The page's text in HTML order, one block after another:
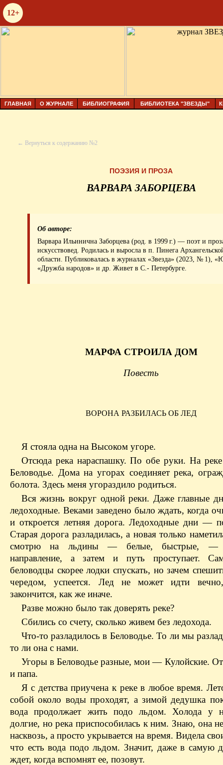
12+
ГЛАВНАЯ О ЖУРНАЛЕ БИБЛИОГРАФИЯ БИБЛИОТЕКА "ЗВЕЗДЫ"
← Вернуться к содержанию №2
ПОЭЗИЯ И ПРОЗА
ВАРВАРА ЗАБОРЦЕВА
Об авторе:
Варвара Ильинична Заборцева (род. в 1999 г.) — поэт и
искусствовед. Родилась и выросла в п. Пинега
области. Публиковалась в журналах «Звезда» (2023, № 1),
«Дружба народов» и др. Живет в С.‑ Петербурге.
МАРФА СТРОИЛА ДОМ
Повесть
ВОРОНА РАЗБИЛАСЬ ОБ ЛЕД
Я стояла одна на Высоком угоре.
Отсюда река нараспашку. По обе руки. На
Беловодье. Дома на угорах соединяет река,
болота. Здесь меня угораздило родиться.
Вся жизнь вокруг одной реки. Даже главные
ледоходные. Веками заведено было ждать, когда
и откроется летняя дорога. Ледоходные дни —
Старая дорога разладилась, а новая только
смотрю на льдины — белые, быстрые, —
направление, а затем и путь проступает.
беловодцы скорее лодки спускать, но зачем
чередом, успеется. Лед не может идти
закончится, как же иначе.
Разве можно было так доверять реке?
Сбились со счету, сколько живем без ледохода.
Что-то разладилось в Беловодье. То ли мы
то ли она с нами.
Угоры в Беловодье разные, мои — Кулойские.
и папа.
Я с детства приучена к реке в любое время.
собой около воды проходят, а зимой дедушка
вода продолжает жить подо льдом. Холода у
долгие, но река приспособилась к ним. Знаю, она
насквозь, а просто укрывается на время. Видела
что есть вода подо льдом. Значит, даже в самую
ждет, когда вспомнят ее, позовут.